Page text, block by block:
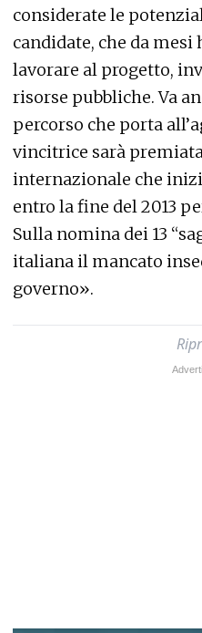
considerate le
candidate, che da
lavorare al progetto,
risorse pubbliche. Va
percorso che porta
vincitrice sarà
internazionale che
entro la fine del 2013
Sulla nomina dei 13
italiana il mancato
governo».